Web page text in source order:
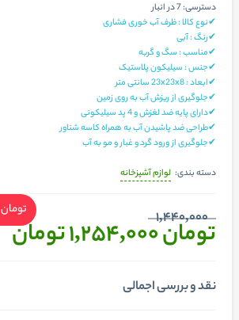
دسترسی:7 در انبار
✔نوع کالا : ظرف آب خوری فشاری
✔رنگ : آبی
✔مناسب : سگ و گربه
✔جنس : سیلیکون پلاستیک
✔ابعاد : 23x23x8 سانتی متر
✔جلوگیری از ریزش آب به روی زمین
✔دارای پایه ضد لغزش و 4 پد سیلیکونی
✔طراحی ضد پاشیدن آب به همراه کاسه شناور
✔جلوگیری از ورود گرد و غبار و مو به آب
دسته بندی: لوازم آشپزخانه
1,440,000
تومان 1,254,000 تومان
تومان 186,000
نقد و بررسی اجمالی